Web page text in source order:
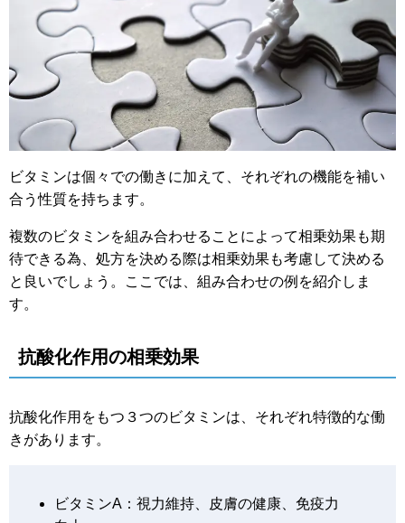
ビタミンは個々での働きに加えて、それぞれの機能を補い
合う性質を持ちます。
複数のビタミンを組み合わせることによって相乗効果も期
待できる為、処方を決める際は相乗効果も考慮して決める
と良いでしょう。ここでは、組み合わせの例を紹介しま
す。
抗酸化作用の相乗効果
抗酸化作用をもつ３つのビタミンは、それぞれ特徴的な働
きがあります。
ビタミンA：視力維持、皮膚の健康、免疫力